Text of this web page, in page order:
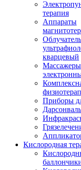
терапия
Аппараты
Облучатель
кварцевый
Массажеры
Приборы
Дарсонваль
Кислородная